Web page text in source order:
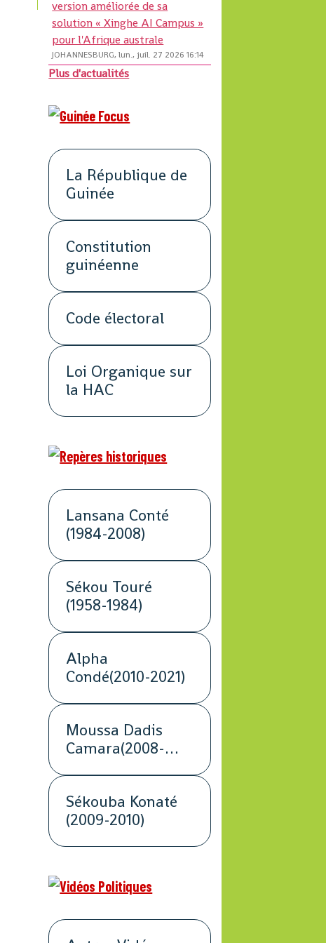
version améliorée de sa
solution « Xinghe AI Campus »
pour l'Afrique australe
JOHANNESBURG, lun., juil. 27 2026 16:14
Plus d'actualités
La République de
Guinée
Constitution
guinéenne
Code électoral
Loi Organique sur
la HAC
Lansana Conté
(1984-2008)
Sékou Touré
(1958-1984)
Alpha
Condé(2010-2021)
Moussa Dadis
Camara(2008-
Sékouba Konaté
(2009-2010)